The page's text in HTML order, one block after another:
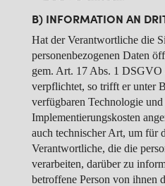
B) INFORMATION AN
Hat der Verantwortliche die
personenbezogenen Daten
gem. Art. 17 Abs. 1 DSGVO
verpflichtet, so trifft er unter
verfügbaren Technologie und
Implementierungskosten
auch technischer Art, um für
Verantwortliche, die die
verarbeiten, darüber zu
betroffene Person von ihnen